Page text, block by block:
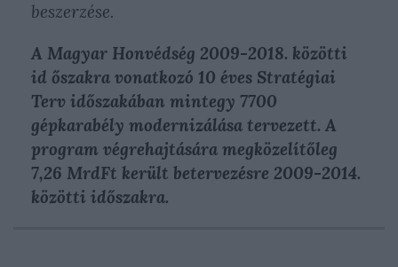
beszerzése.
A Magyar Honvédség 2009-2018. közötti
id őszakra vonatkozó 10 éves Stratégiai
Terv időszakában mintegy 7700
gépkarabély modernizálása tervezett. A
program végrehajtására megközelítőleg
7,26 MrdFt került betervezésre 2009-2014.
közötti időszakra.